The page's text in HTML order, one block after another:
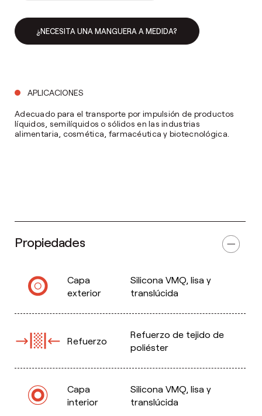
¿NECESITA UNA MANGUERA A MEDIDA?
APLICACIONES
Adecuado para el transporte por impulsión de productos
líquidos, semilíquidos o sólidos en las industrias
alimentaria, cosmética, farmacéutica y biotecnológica.
Propiedades
Capa
exterior
Silicona VMQ, lisa y
translúcida
Refuerzo
Refuerzo de tejido de
poliéster
Capa
interior
Silicona VMQ, lisa y
translúcida